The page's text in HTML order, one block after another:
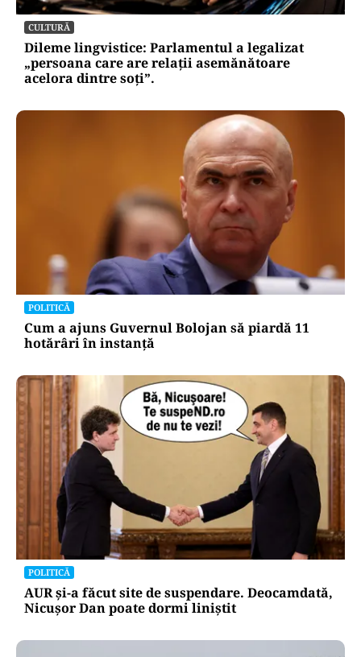
CULTURĂ
Dileme lingvistice: Parlamentul a legalizat
„persoana care are relații asemănătoare
acelora dintre soți”.
POLITICĂ
Cum a ajuns Guvernul Bolojan să piardă 11
hotărâri în instanță
POLITICĂ
AUR și-a făcut site de suspendare. Deocamdată,
Nicușor Dan poate dormi liniștit